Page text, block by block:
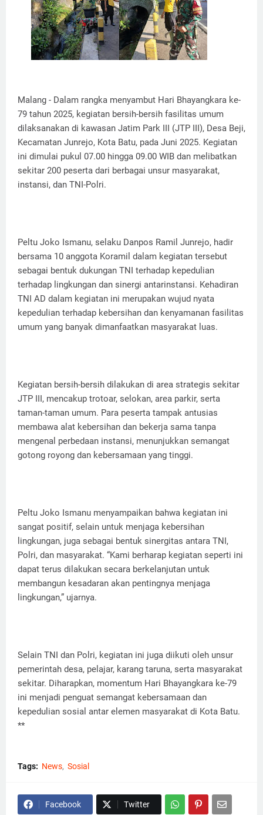
Malang - Dalam rangka menyambut Hari Bhayangkara ke-
79 tahun 2025, kegiatan bersih-bersih fasilitas umum
dilaksanakan di kawasan Jatim Park III (JTP III), Desa Beji,
Kecamatan Junrejo, Kota Batu, pada Juni 2025. Kegiatan
ini dimulai pukul 07.00 hingga 09.00 WIB dan melibatkan
sekitar 200 peserta dari berbagai unsur masyarakat,
instansi, dan TNI-Polri.
Peltu Joko Ismanu, selaku Danpos Ramil Junrejo, hadir
bersama 10 anggota Koramil dalam kegiatan tersebut
sebagai bentuk dukungan TNI terhadap kepedulian
terhadap lingkungan dan sinergi antarinstansi. Kehadiran
TNI AD dalam kegiatan ini merupakan wujud nyata
kepedulian terhadap kebersihan dan kenyamanan fasilitas
umum yang banyak dimanfaatkan masyarakat luas.
Kegiatan bersih-bersih dilakukan di area strategis sekitar
JTP III, mencakup trotoar, selokan, area parkir, serta
taman-taman umum. Para peserta tampak antusias
membawa alat kebersihan dan bekerja sama tanpa
mengenal perbedaan instansi, menunjukkan semangat
gotong royong dan kebersamaan yang tinggi.
Peltu Joko Ismanu menyampaikan bahwa kegiatan ini
sangat positif, selain untuk menjaga kebersihan
lingkungan, juga sebagai bentuk sinergitas antara TNI,
Polri, dan masyarakat. “Kami berharap kegiatan seperti ini
dapat terus dilakukan secara berkelanjutan untuk
membangun kesadaran akan pentingnya menjaga
lingkungan,” ujarnya.
Selain TNI dan Polri, kegiatan ini juga diikuti oleh unsur
pemerintah desa, pelajar, karang taruna, serta masyarakat
sekitar. Diharapkan, momentum Hari Bhayangkara ke-79
ini menjadi penguat semangat kebersamaan dan
kepedulian sosial antar elemen masyarakat di Kota Batu.
**
Tags: News Sosial
Facebook Twitter